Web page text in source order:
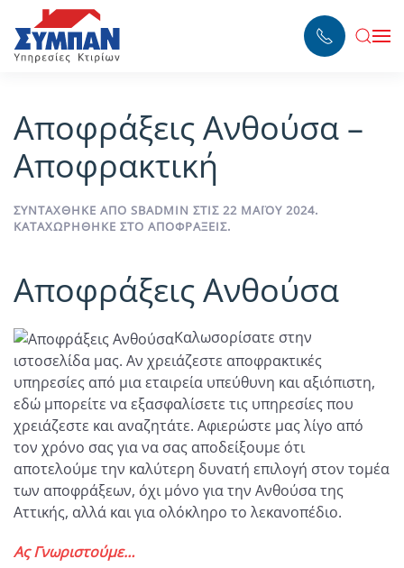
Skip to main content
Αποφράξεις Ανθούσα –
Αποφρακτική
ΣΥΝΤΆΧΘΗΚΕ ΑΠΌ SBADMIN ΣΤΙΣ 22 ΜΑΪ́ΟΥ 2024.
ΚΑΤΑΧΩΡΉΘΗΚΕ ΣΤΟ ΑΠΟΦΡΆΞΕΙΣ.
Αποφράξεις Ανθούσα
Καλωσορίσατε στην
ιστοσελίδα μας. Αν χρειάζεστε αποφρακτικές
υπηρεσίες από μια εταιρεία υπεύθυνη και αξιόπιστη,
εδώ μπορείτε να εξασφαλίσετε τις υπηρεσίες που
χρειάζεστε και αναζητάτε. Αφιερώστε μας λίγο από
τον χρόνο σας για να σας αποδείξουμε ότι
αποτελούμε την καλύτερη δυνατή επιλογή στον τομέα
των αποφράξεων, όχι μόνο για την Ανθούσα της
Αττικής, αλλά και για ολόκληρο το λεκανοπέδιο.
Ας Γνωριστούμε…